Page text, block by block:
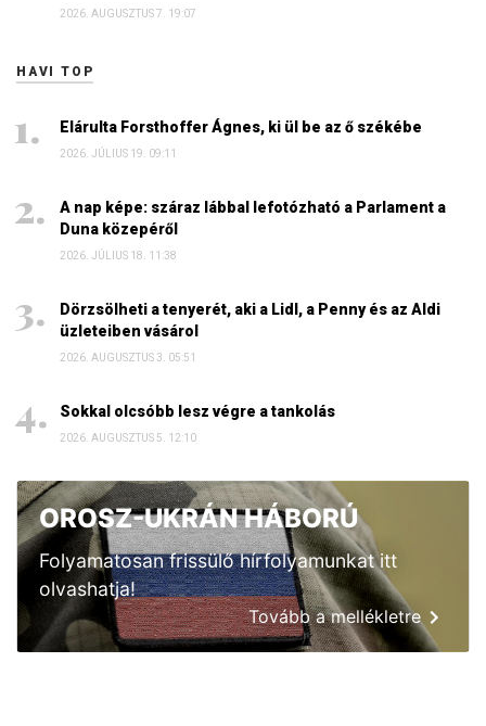
2026. AUGUSZTUS 7. 19:07
HAVI TOP
Elárulta Forsthoffer Ágnes, ki ül be az ő székébe
2026. JÚLIUS 19. 09:11
A nap képe: száraz lábbal lefotózható a Parlament a
Duna közepéről
2026. JÚLIUS 18. 11:38
Dörzsölheti a tenyerét, aki a Lidl, a Penny és az Aldi
üzleteiben vásárol
2026. AUGUSZTUS 3. 05:51
Sokkal olcsóbb lesz végre a tankolás
2026. AUGUSZTUS 5. 12:10
OROSZ-UKRÁN HÁBORÚ
Folyamatosan frissülő hírfolyamunkat itt
olvashatja!
Tovább a mellékletre